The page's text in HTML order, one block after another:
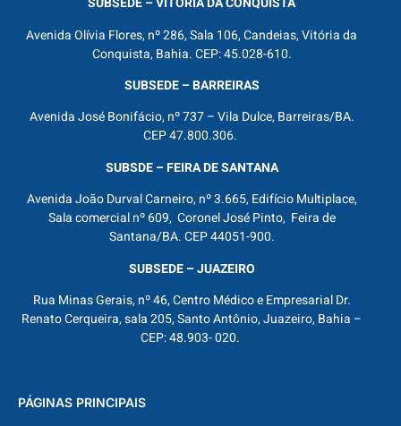
Avenida Olívia Flores, nº 286, Sala 106, Candeias, Vitória da
Conquista, Bahia. CEP: 45.028-610.
SUBSEDE – BARREIRAS
Avenida José Bonifácio, nº 737 – Vila Dulce, Barreiras/BA.
CEP 47.800.306.
SUBSDE – FEIRA DE SANTANA
Avenida João Durval Carneiro, nº 3.665, Edifício Multiplace,
Sala comercial nº 609, Coronel José Pinto, Feira de
Santana/BA. CEP 44051-900.
SUBSEDE – JUAZEIRO
Rua Minas Gerais, nº 46, Centro Médico e Empresarial Dr.
Renato Cerqueira, sala 205, Santo Antônio, Juazeiro, Bahia –
CEP: 48.903- 020.
PÁGINAS PRINCIPAIS